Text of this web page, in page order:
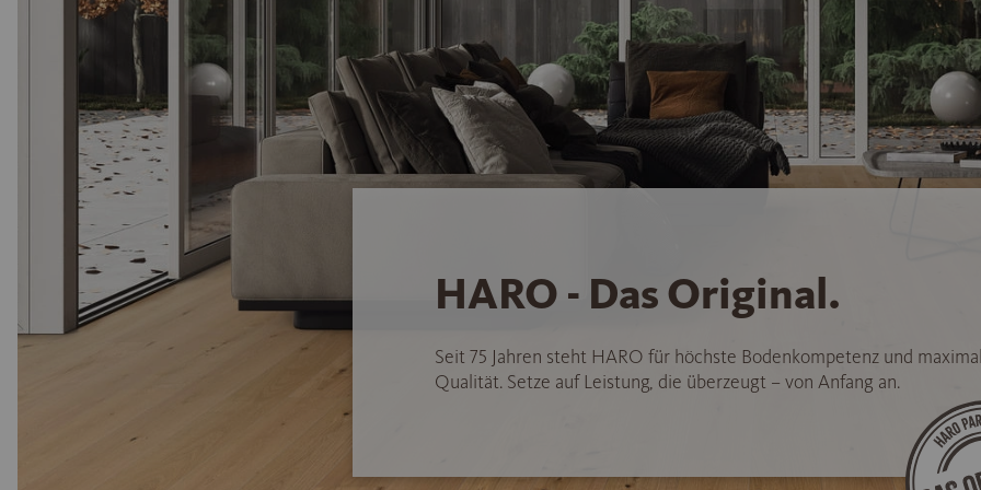
HARO - Das Original.
Seit 75 Jahren steht HARO für höchste Bodenkompetenz und
Qualität. Setze auf Leistung, die überzeugt – von Anfang an.